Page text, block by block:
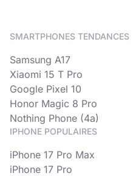
SMARTPHONES TENDANCES
Samsung A17
Xiaomi 15 T Pro
Google Pixel 10
Honor Magic 8 Pro
Nothing Phone (4a)
IPHONE POPULAIRES
iPhone 17 Pro Max
iPhone 17 Pro